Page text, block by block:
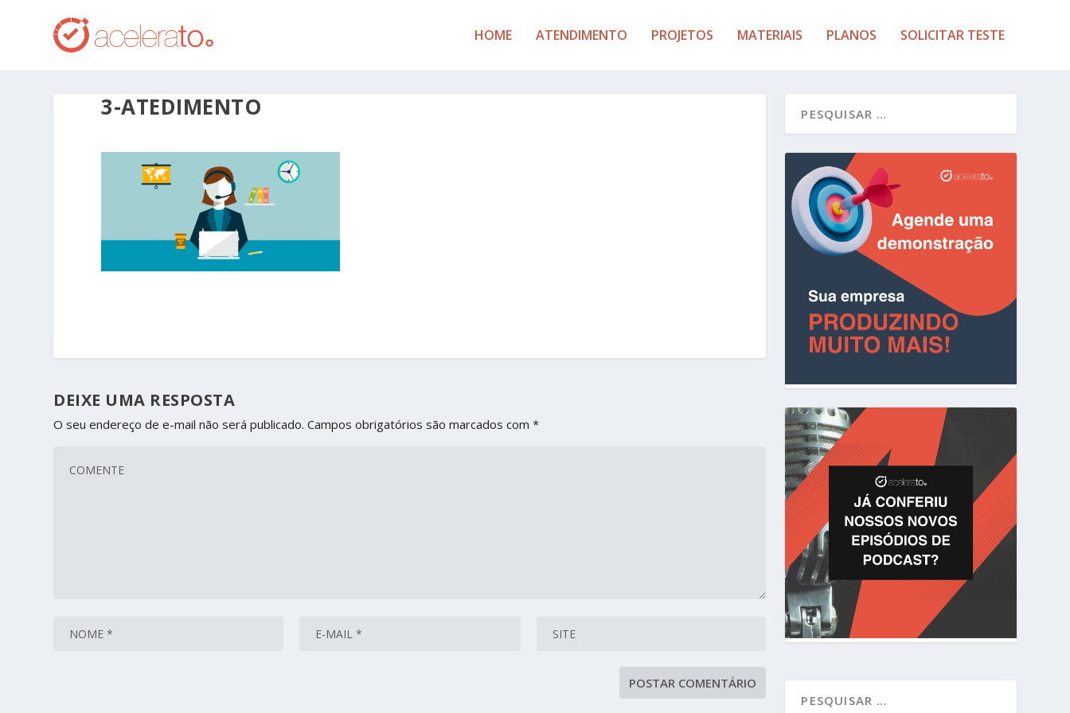
HOME ATENDIMENTO PROJETOS MATERIAIS PLANOS SOLICITAR TESTE
3-ATEDIMENTO
DEIXE UMA RESPOSTA
O seu endereço de e-mail não será publicado. Campos obrigatórios são marcados com*